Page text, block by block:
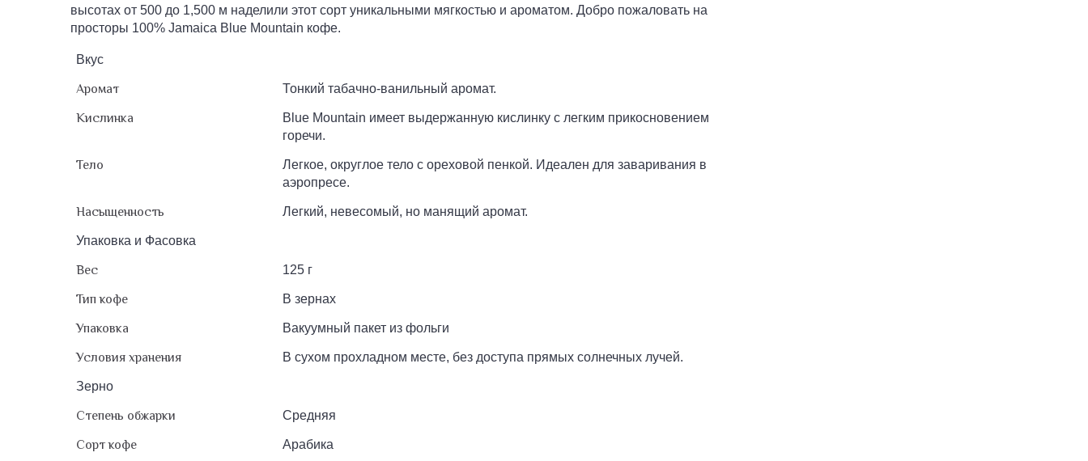
высотах от 500 до 1,500 м наделили этот сорт уникальными мягкостью и ароматом. Добро пожаловать на
просторы 100% Jamaica Blue Mountain кофе.
Вкус
Аромат Тонкий табачно-ванильный аромат.
Кислинка
Blue Mountain имеет выдержанную кислинку с легким прикосновением
горечи.
Тело
Легкое, округлое тело с ореховой пенкой. Идеален для заваривания в
аэропресе.
Насыщенность Легкий, невесомый, но манящий аромат.
Упаковка и Фасовка
Вес 125 г
Тип кофе В зернах
Упаковка Вакуумный пакет из фольги
Условия хранения В сухом прохладном месте, без доступа прямых солнечных лучей.
Зерно
Степень обжарки Средняя
Сорт кофе Арабика